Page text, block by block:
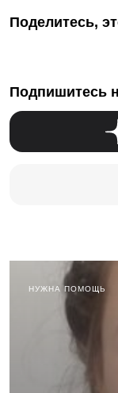
Поделитесь,
Подпишитесь
НУЖНА ПОМОЩЬ